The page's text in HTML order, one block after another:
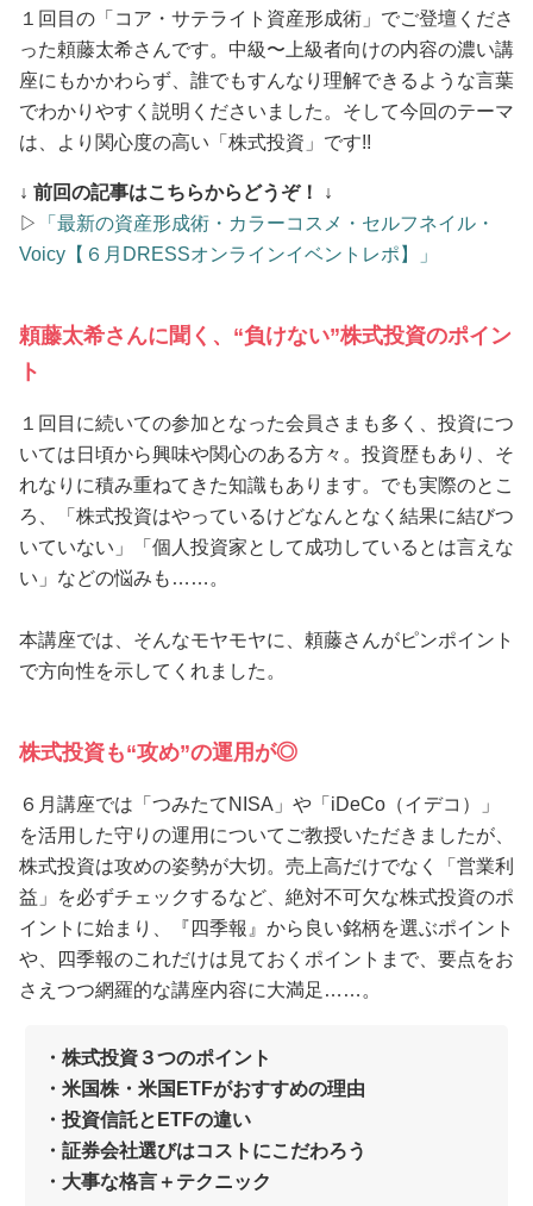
１回目の「コア・サテライト資産形成術」でご登壇くださ
った頼藤太希さんです。中級〜上級者向けの内容の濃い講
座にもかかわらず、誰でもすんなり理解できるような言葉
でわかりやすく説明くださいました。そして今回のテーマ
は、より関心度の高い「株式投資」です!!
↓ 前回の記事はこちらからどうぞ！ ↓
▷
「最新の資産形成術・カラーコスメ・セルフネイル・
Voicy【６月DRESSオンラインイベントレポ】」
頼藤太希さんに聞く、“負けない”株式投資のポイン
ト
１回目に続いての参加となった会員さまも多く、投資につ
いては日頃から興味や関心のある方々。投資歴もあり、そ
れなりに積み重ねてきた知識もあります。でも実際のとこ
ろ、「株式投資はやっているけどなんとなく結果に結びつ
いていない」「個人投資家として成功しているとは言えな
い」などの悩みも……。
本講座では、そんなモヤモヤに、頼藤さんがピンポイント
で方向性を示してくれました。
株式投資も“攻め”の運用が◎
６月講座では「つみたてNISA」や「iDeCo（イデコ）」
を活用した守りの運用についてご教授いただきましたが、
株式投資は攻めの姿勢が大切。売上高だけでなく「営業利
益」を必ずチェックするなど、絶対不可欠な株式投資のポ
イントに始まり、『四季報』から良い銘柄を選ぶポイント
や、四季報のこれだけは見ておくポイントまで、要点をお
さえつつ網羅的な講座内容に大満足……。
・株式投資３つのポイント
・米国株・米国ETFがおすすめの理由
・投資信託とETFの違い
・証券会社選びはコストにこだわろう
・大事な格言＋テクニック